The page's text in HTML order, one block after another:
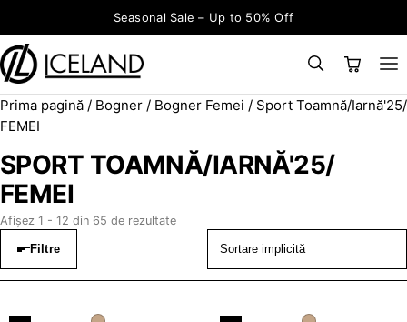
Seasonal Sale – Up to 50% Off
Search for:
CAUTĂ ×
Prima pagină / Bogner / Bogner Femei / Sport Toamnă/Iarnă'25/
FEMEI
SPORT TOAMNĂ/IARNĂ'25/
FEMEI
Afișez 1 - 12 din 65 de rezultate
Filtre